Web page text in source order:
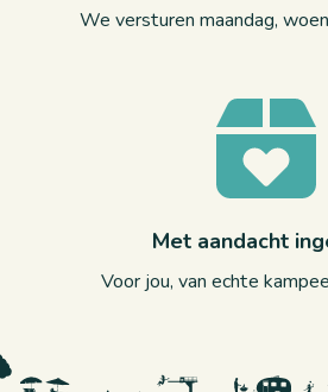
We versturen maandag,
Met aandacht
Voor jou, van echte